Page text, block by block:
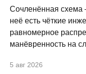
Сочленённая схема
неё есть чёткие
равномерное
манёвренность на
5 авг 2026